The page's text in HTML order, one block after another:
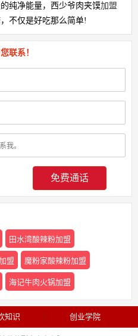
纯净能量，西少爷肉夹馍加盟
不仅是好吃那么简单!
联系！
免费通话
田水湾酸辣粉加盟
盟 魔粉家酸辣粉加盟
海记牛肉火锅加盟
知识 创业学院